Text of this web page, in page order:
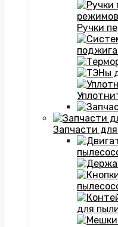
Ручки
поджига
Запчасти
для